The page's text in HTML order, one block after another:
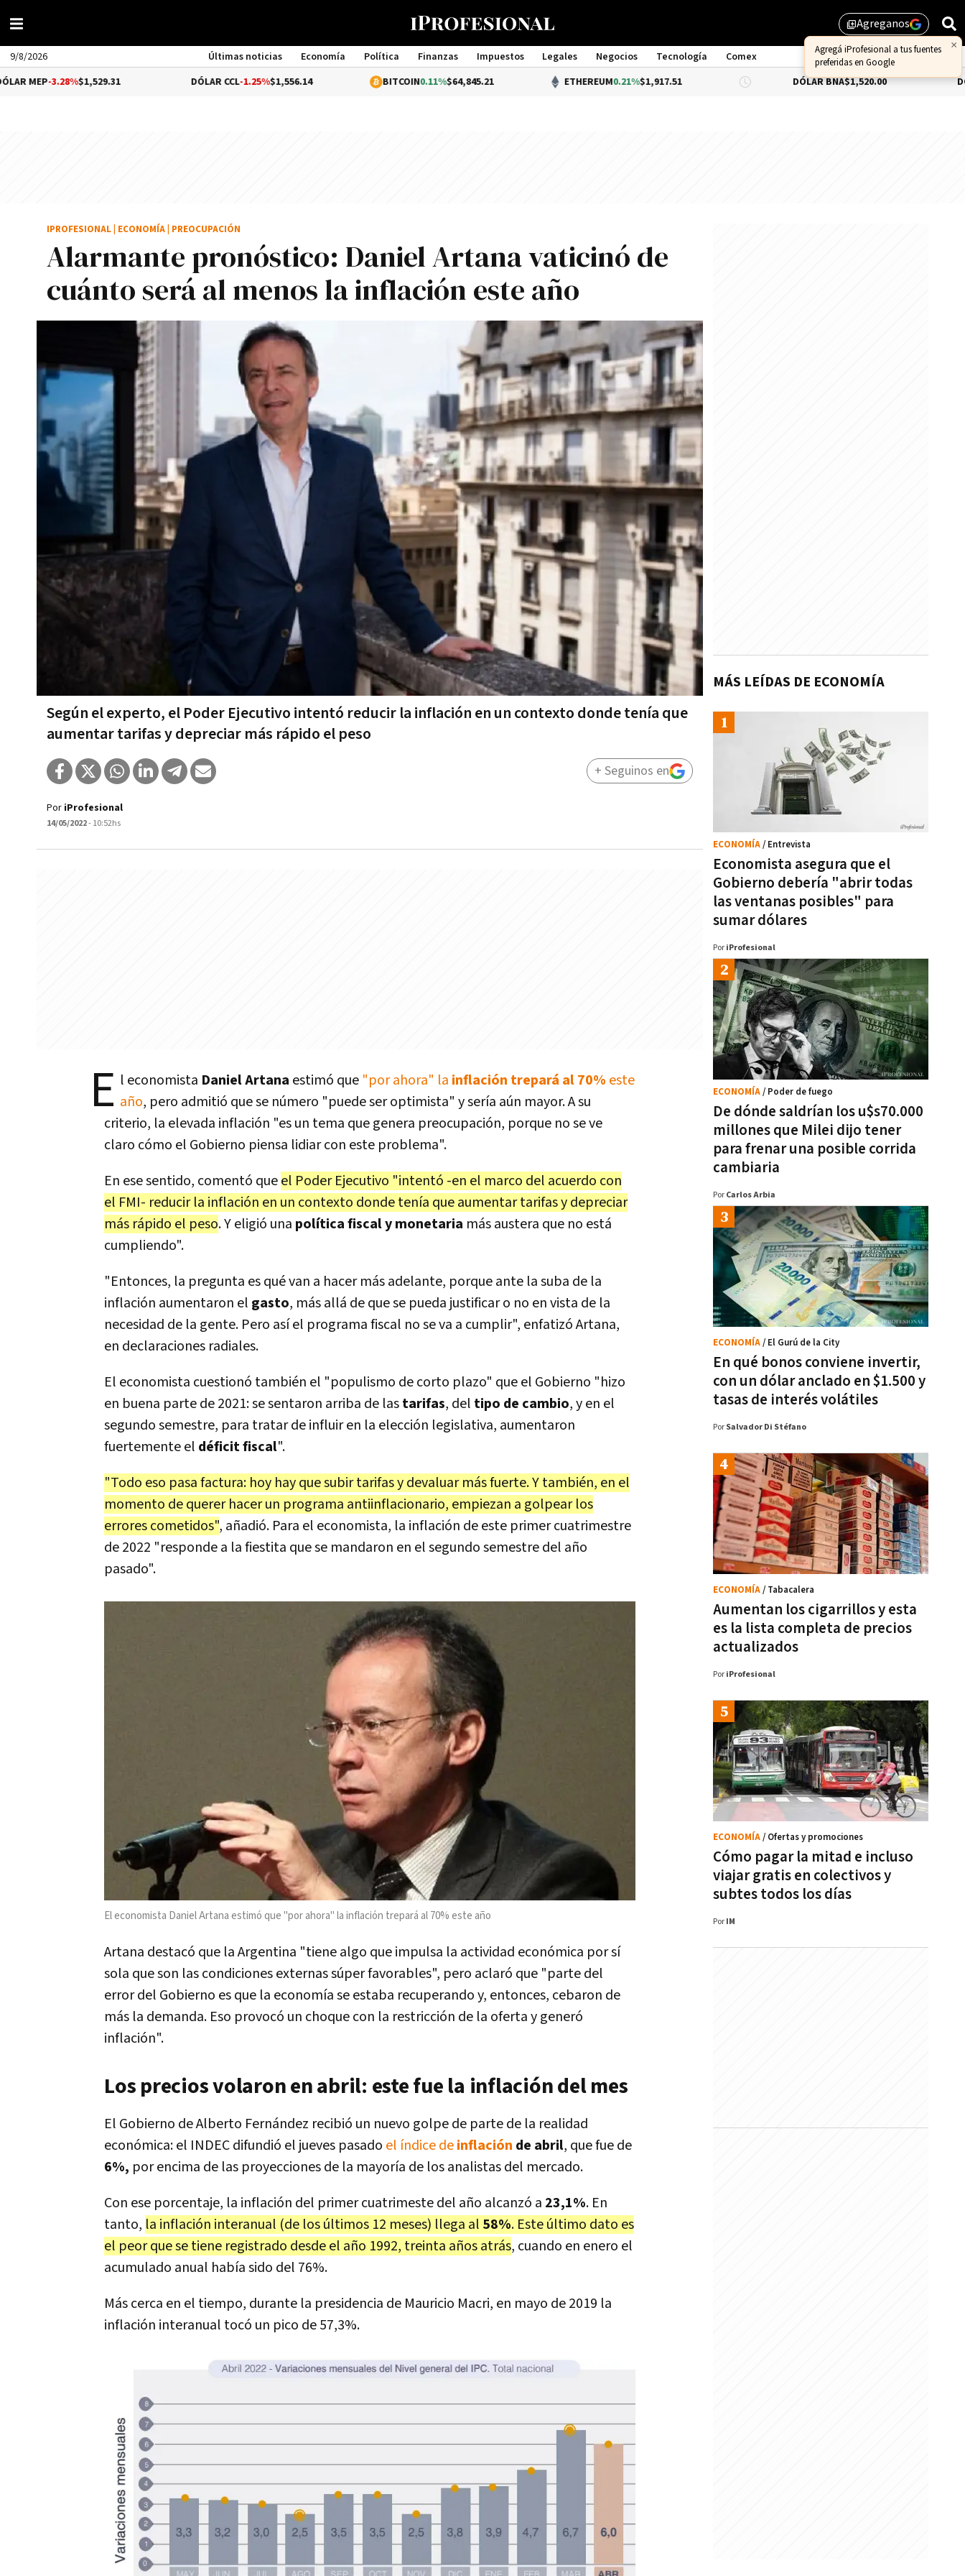
library_addAgreganos
9/8/2026 Últimas noticias Economía Política Finanzas Impuestos Legales Negocios Tecnología
Comex
Management
$1,529.31 -1.25%$1,556.14 0.11%$64,845.21 0.21%$1,917.51 DÓLAR BNA $1,520.00 DÓLAR BLUE-
Alarmante pronóstico: Daniel Artana vaticinó de
cuánto será al menos la inflación este año
Según el experto, el Poder Ejecutivo intentó reducir la inflación en un contexto donde tenía que
aumentar tarifas y depreciar más rápido el peso
IPROFESIONAL ECONOMÍA PREOCUPACIÓN
Por iProfesional
14/05/2022- 10:52hs
+ Seguinos en
E l economista Daniel Artana estimó que "por ahora" la inflación trepará al 70% este
año, pero admitió que se número "puede ser optimista" y sería aún mayor. A su
criterio, la elevada inflación "es un tema que genera preocupación, porque no se ve
claro cómo el Gobierno piensa lidiar con este problema".
En ese sentido, comentó queel Poder Ejecutivo "intentó -en el marco del acuerdo con
el FMI- reducir la inflación en un contexto donde tenía que aumentar tarifas y depreciar
más rápido el peso. Y eligió una política fiscal y monetaria más austera que no está
cumpliendo".
"Entonces, la pregunta es qué van a hacer más adelante, porque ante la suba de la
inflación aumentaron el gasto, más allá de que se pueda justificar o no en vista de la
necesidad de la gente. Pero así el programa fiscal no se va a cumplir", enfatizó Artana,
en declaraciones radiales.
El economista cuestionó también el "populismo de corto plazo" que el Gobierno "hizo
en buena parte de 2021: se sentaron arriba de lastarifas, del tipo de cambio, y en el
segundo semestre, para tratar de influir en la elección legislativa, aumentaron
fuertemente el déficit fiscal".
"Todo eso pasa factura: hoy hay que subir tarifas y devaluar más fuerte. Y también, en el
momento de querer hacer un programa antiinflacionario, empiezan a golpear los
errores cometidos", añadió. Para el economista, la inflación de este primer cuatrimestre
de 2022 "responde a la fiestita que se mandaron en el segundo semestre del año
pasado".
El economista Daniel Artana estimó que "por ahora" la inflación trepará al 70% este año
Artana destacó que la Argentina "tiene algo que impulsa la actividad económica por sí
sola que son las condiciones externas súper favorables", pero aclaró que "parte del
error del Gobierno es que la economía se estaba recuperando y, entonces, cebaron de
más la demanda. Eso provocó un choque con la restricción de la oferta y generó
inflación".
Los precios volaron en abril: este fue la inflación del mes
El Gobierno de Alberto Fernández recibió un nuevo golpe de parte de la realidad
económica: el INDEC difundió el jueves pasado el índice deinflación de abril, que fue de
6%, por encima de las proyecciones de la mayoría de los analistas del mercado.
Con ese porcentaje, la inflación del primer cuatrimeste del año alcanzó a 23,1%. En
tanto, la inflación interanual (de los últimos 12 meses) llega al 58%. Este último dato es
el peor que se tiene registrado desde el año 1992, treinta años atrás, cuando en enero el
acumulado anual había sido del 76%.
Más cerca en el tiempo, durante la presidencia de Mauricio Macri, en mayo de 2019 la
inflación interanual tocó un pico de 57,3%.
MÁS LEÍDAS DE ECONOMÍA
Economista asegura que el
Gobierno debería "abrir todas
las ventanas posibles" para
sumar dólares
ECONOMÍA/ Entrevista
Por iProfesional
De dónde saldrían los u$s70.000
millones que Milei dijo tener
para frenar una posible corrida
cambiaria
ECONOMÍA/ Poder de fuego
Por Carlos Arbia
En qué bonos conviene invertir,
con un dólar anclado en $1.500 y
tasas de interés volátiles
ECONOMÍA/ El Gurú de la City
Por Salvador Di Stéfano
Aumentan los cigarrillos y esta
es la lista completa de precios
actualizados
ECONOMÍA/ Tabacalera
Por iProfesional
Cómo pagar la mitad e incluso
viajar gratis en colectivos y
subtes todos los días
ECONOMÍA/ Ofertas y promociones
Por IM